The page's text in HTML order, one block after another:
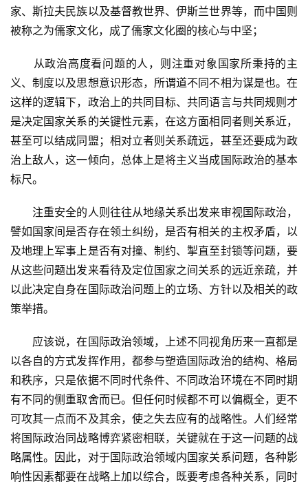
家、斯拉夫民族以及基督教世界、伊斯兰世界等，而中国则
被称之为儒家文化，成了儒家文化圈的核心与中坚；
从政治高度看问题的人，则注重对象国家所秉持的主
义、制度以及思想意识形态，所谓道不同不相为谋是也。在
这样的逻辑下，政治上的共同目标、共同语言与共同规则才
是决定国家关系的关键性元素，在这方面相同者则关系近，
甚至可以结成同盟；相对立者则关系疏远，甚至还要成为政
治上敌人，这一倾向，总体上是将主义当成国际政治的基本
标尺。
注重安全的人则往往从地缘关系出发来审视国际政治，
譬如国家间是否存在领土纠纷，是否有相关的主权矛盾，以
及地理上军事上是否有对撞、制约、掣直至封锁等问题，要
从这些问题出发来看待及定位国家之间关系的远近亲疏，并
以此决定自身在国际政治问题上的立场、方针以及相关的政
策举措。
应该说，在国际政治领域，上述不同视角历来一直都是
以各自的方式发挥作用，都参与塑造国际政治的结构、格局
和秩序，只是依据不同时代条件、不同政治环境在不同时期
有不同的侧重取舍而已。但任何时候都不可以偏概全，更不
可攻其一点而不及其余，使之失去应有的战略性。人们经常
将国际政治同战略博弈紧密相联，关键就在于这一问题的战
略属性。因此，对于国际政治领域内国家关系问题，各种影
响性因素都要在战略上加以综合，既要考虑各种关系，同时